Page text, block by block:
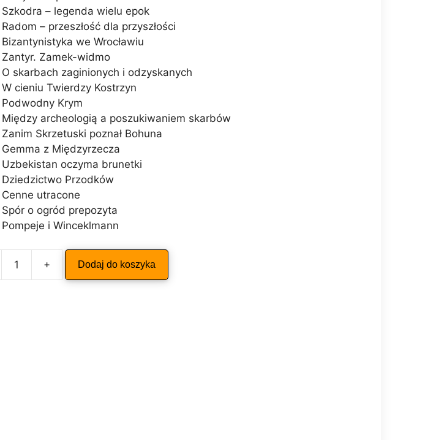
Szkodra – legenda wielu epok
Radom – przeszłość dla przyszłości
Bizantynistyka we Wrocławiu
Zantyr. Zamek-widmo
O skarbach zaginionych i odzyskanych
W cieniu Twierdzy Kostrzyn
Podwodny Krym
Między archeologią a poszukiwaniem skarbów
Zanim Skrzetuski poznał Bohuna
Gemma z Międzyrzecza
Uzbekistan oczyma brunetki
Dziedzictwo Przodków
Cenne utracone
Spór o ogród prepozyta
Pompeje i Winceklmann
+ Dodaj do koszyka